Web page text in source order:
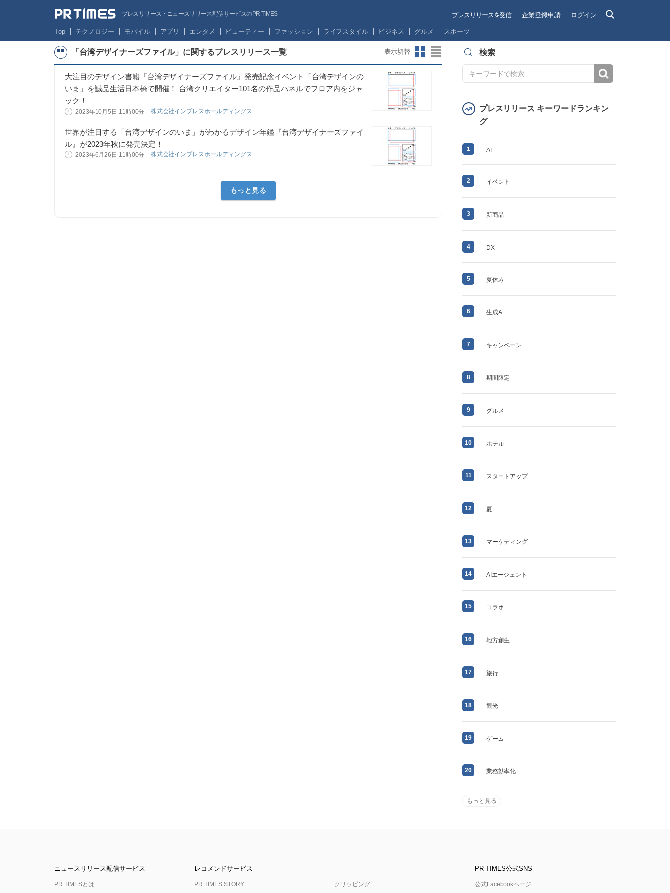
プレスリリース・ニュースリリース配信サービスのPR TIMES プレスリリースを受信 企業登録申請 ログイン
Top テクノロジー モバイル アプリ エンタメ ビューティー ファッション ライフスタイル ビジネス グルメ スポーツ
「台湾デザイナーズファイル」に関するプレスリリース一覧 表示切替
大注目のデザイン書籍『台湾デザイナーズファイル』発売記念イベント「台湾デザインの
いま」を誠品生活日本橋で開催！ 台湾クリエイター101名の作品パネルでフロア内をジャ
ック！
2023年10月5日 11時00分 株式会社インプレスホールディングス
世界が注目する「台湾デザインのいま」がわかるデザイン年鑑『台湾デザイナーズファイ
ル』が2023年秋に発売決定！
2023年6月26日 11時00分 株式会社インプレスホールディングス
もっと見る
検索
プレスリリース キーワードランキン
グ
1 AI
2 イベント
3 新商品
4 DX
5 夏休み
6 生成AI
7 キャンペーン
8 期間限定
9 グルメ
10 ホテル
11 スタートアップ
12 夏
13 マーケティング
14 AIエージェント
15 コラボ
16 地方創生
17 旅行
18 観光
19 ゲーム
20 業務効率化
もっと見る
ニュースリリース配信サービス
PR TIMESとは
レコメンドサービス
PR TIMES STORY クリッピング
PR TIMES公式SNS
公式Facebookページ